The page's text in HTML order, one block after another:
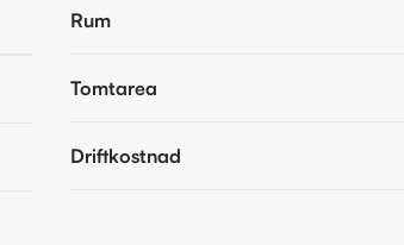
Rum
Tomtarea
Driftkostnad